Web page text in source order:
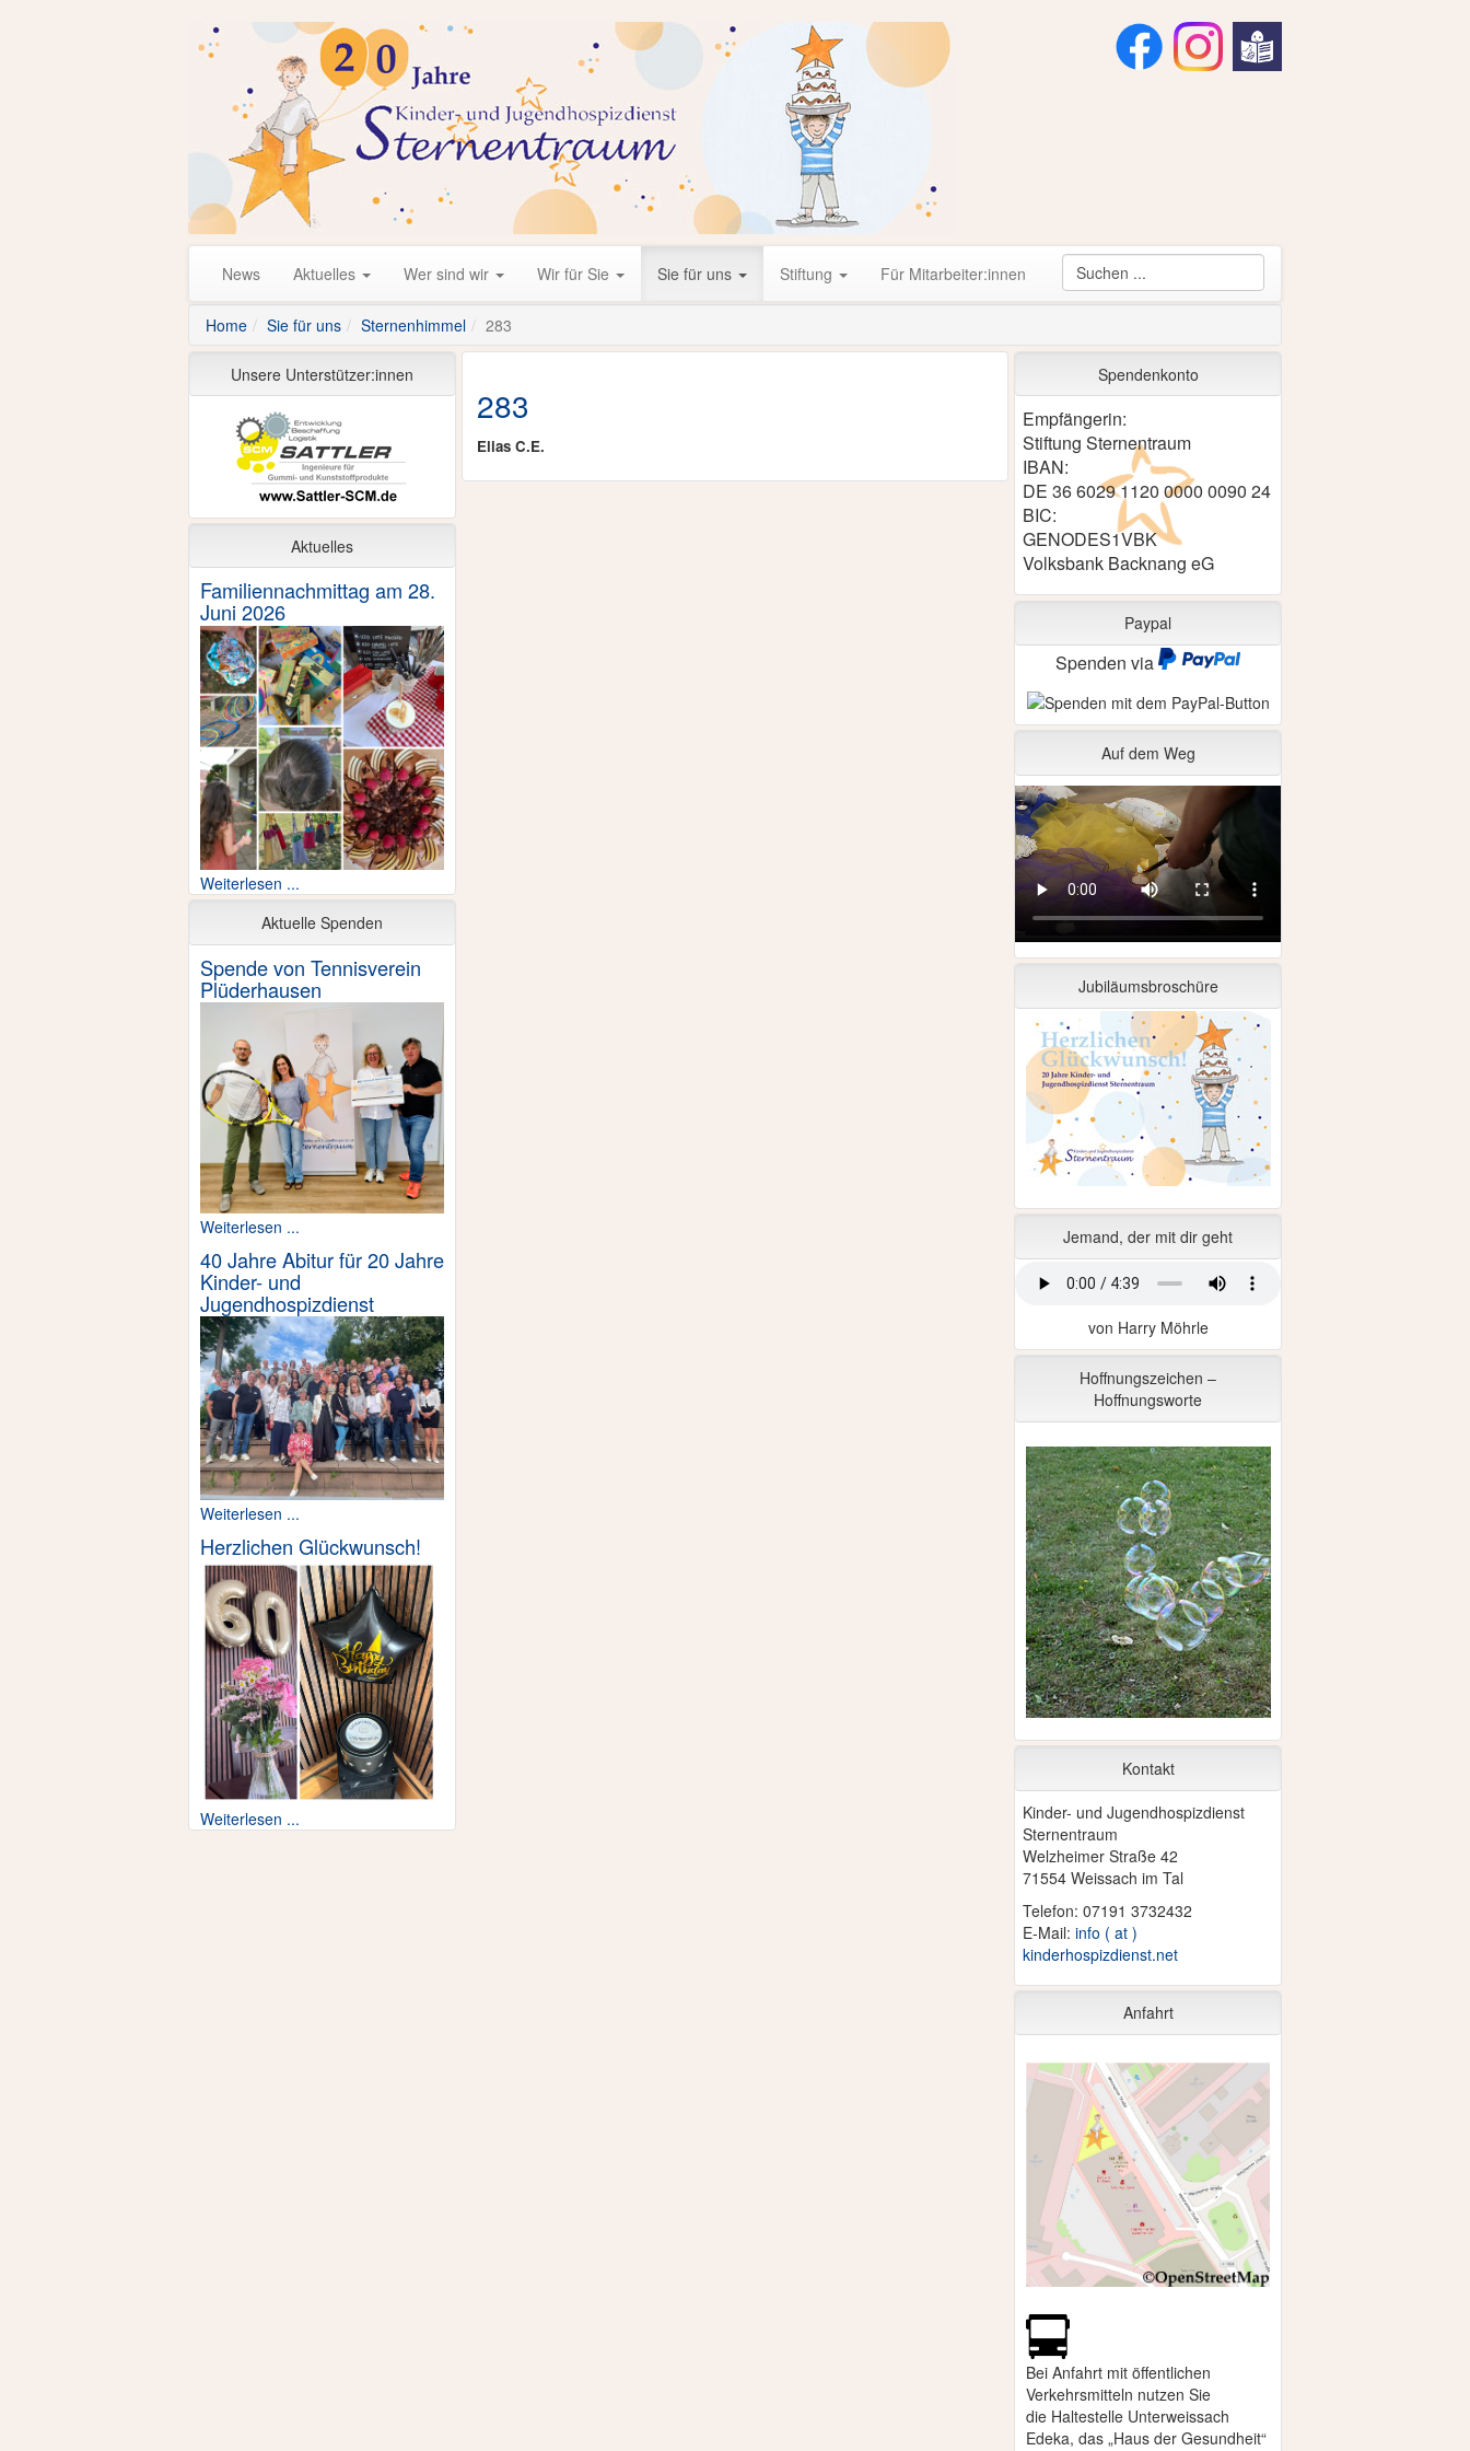
News Aktuelles Wer sind wir Wir für Sie Sie für uns Stiftung Für Mitarbeiter:innen
Home Sie für uns Sternenhimmel 283
283
Elias C.E.
Spendenkonto
Empfängerin:
Stiftung Sternentraum
IBAN:
DE 36 6029 1120 0000 0090 24
BIC:
GENODES1VBK
Volksbank Backnang eG
Paypal
Spenden via
Auf dem Weg
Jubiläumsbroschüre
Jemand, der mit dir geht
von Harry Möhrle
Hoffnungszeichen –
Hoffnungsworte
Kontakt
Kinder- und Jugendhospizdienst
Sternentraum
Welzheimer Straße 42
71554 Weissach im Tal
Telefon: 07191 3732432
E-Mail:info ( at )
kinderhospizdienst.net
Anfahrt
Bei Anfahrt mit öffentlichen
Verkehrsmitteln nutzen Sie
die Haltestelle Unterweissach
Edeka, das „Haus der Gesundheit“
Unsere Unterstützer:innen
Aktuelles
Familiennachmittag am 28.
Juni 2026
Weiterlesen ...
Aktuelle Spenden
Spende von Tennisverein
Plüderhausen
Weiterlesen ...
40 Jahre Abitur für 20 Jahre
Kinder- und
Jugendhospizdienst
Weiterlesen ...
Herzlichen Glückwunsch!
Weiterlesen ...